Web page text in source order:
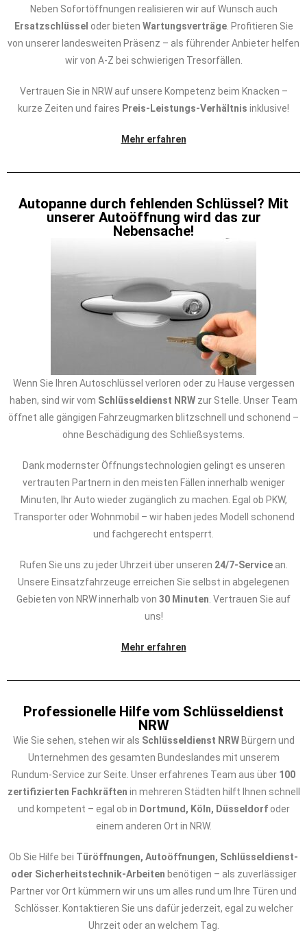
Neben Sofortöffnungen realisieren wir auf Wunsch auch
Ersatzschlüssel oder bieten Wartungsverträge. Profitieren Sie
von unserer landesweiten Präsenz – als führender Anbieter helfen
wir von A-Z bei schwierigen Tresorfällen.
Vertrauen Sie in NRW auf unsere Kompetenz beim Knacken –
kurze Zeiten und faires Preis-Leistungs-Verhältnis inklusive!
Mehr erfahren
Autopanne durch fehlenden Schlüssel? Mit
unserer Autoöffnung wird das zur
Nebensache!
Wenn Sie Ihren Autoschlüssel verloren oder zu Hause vergessen
haben, sind wir vom Schlüsseldienst NRW zur Stelle. Unser Team
öffnet alle gängigen Fahrzeugmarken blitzschnell und schonend –
ohne Beschädigung des Schließsystems.
Dank modernster Öffnungstechnologien gelingt es unseren
vertrauten Partnern in den meisten Fällen innerhalb weniger
Minuten, Ihr Auto wieder zugänglich zu machen. Egal ob PKW,
Transporter oder Wohnmobil – wir haben jedes Modell schonend
und fachgerecht entsperrt.
Rufen Sie uns zu jeder Uhrzeit über unseren 24/7-Servicean.
Unsere Einsatzfahrzeuge erreichen Sie selbst in abgelegenen
Gebieten von NRW innerhalb von 30 Minuten . Vertrauen Sie auf
uns!
Mehr erfahren
Professionelle Hilfe vom Schlüsseldienst
NRW
Wie Sie sehen, stehen wir als Schlüsseldienst NRWBürgern und
Unternehmen des gesamten Bundeslandes mit unserem
Rundum-Service zur Seite. Unser erfahrenes Team aus über 100
zertifizierten Fachkräften in mehreren Städten hilft Ihnen schnell
und kompetent – egal ob in Dortmund, Köln, Düsseldorfoder
einem anderen Ort in NRW.
Ob Sie Hilfe bei Türöffnungen, Autoöffnungen, Schlüsseldienst-
oder Sicherheitstechnik-Arbeiten benötigen – als zuverlässiger
Partner vor Ort kümmern wir uns um alles rund um Ihre Türen und
Schlösser. Kontaktieren Sie uns dafür jederzeit, egal zu welcher
Uhrzeit oder an welchem Tag.